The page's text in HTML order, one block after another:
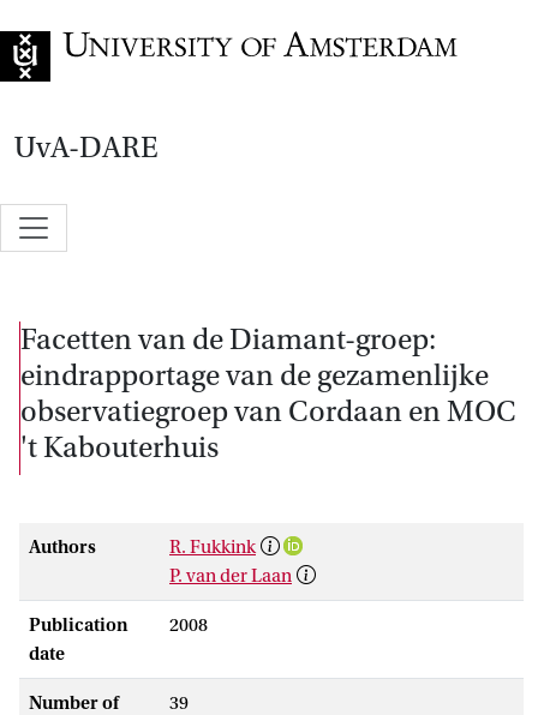
UvA-DARE
Facetten van de Diamant-groep:
eindrapportage van de gezamenlijke
observatiegroep van Cordaan en MOC
't Kabouterhuis
Authors
R. Fukkink
P. van der Laan
Publication
date
2008
Number of
39